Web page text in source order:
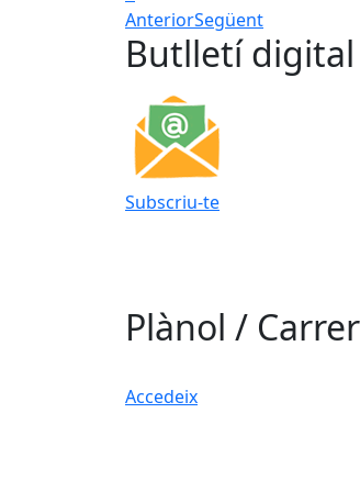
AnteriorSegüent
Butlletí digital
Subscriu-te
Plànol /
Accedeix